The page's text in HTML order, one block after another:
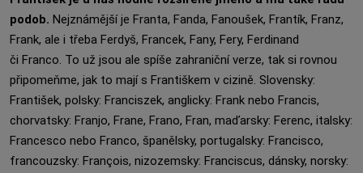
podob. Nejznámější je Franta, Fanda, Fanoušek, Frantík, Franz,
Frank, ale i třeba Ferdyš, Francek, Fany, Fery, Ferdinand
či Franco. To už jsou ale spíše zahraniční verze, tak si rovnou
připomeňme, jak to mají s Františkem v cizině. Slovensky:
František, polsky: Franciszek, anglicky: Frank nebo Francis,
chorvatsky: Franjo, Frane, Frano, Fran, maďarsky: Ferenc, italsky:
Francesco nebo Franco, španělsky, portugalsky: Francisco,
francouzsky: François, nizozemsky: Franciscus, dánsky, norsky: